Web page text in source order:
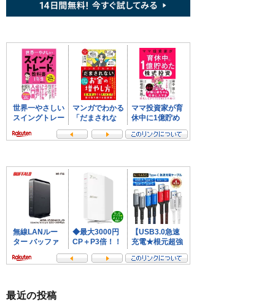
最近の投稿